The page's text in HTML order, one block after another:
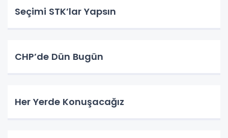
Seçimi STK’lar Yapsın
CHP’de Dün Bugün
Her Yerde Konuşacağız